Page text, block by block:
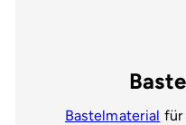
Bastelmaterial für